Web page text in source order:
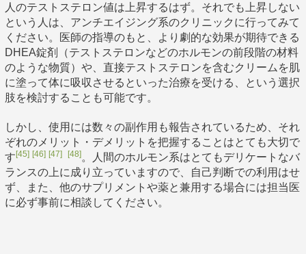
人のテストステロン値は上昇するはず。それでも上昇しない
という人は、アンチエイジング系のクリニックに行ってみて
ください。医師の指導のもと、より劇的な効果が期待できる
DHEA錠剤（テストステロンなどのホルモンの前段階の材料
のような物質）や、直接テストステロンを含むクリームを肌
に塗って体に吸収させるといった治療を受ける、という選択
肢を検討することも可能です。
しかし、使用には数々の副作用も報告されているため、それ
ぞれのメリット・デメリットを把握することはとても大切で
す[45] [46] [47] [48]。人間のホルモン系はとてもデリケートなバ
ランスの上に成り立っていますので、自己判断での利用はせ
ず、また、他のサプリメントや薬と兼用する場合には担当医
に必ず事前に相談してください。